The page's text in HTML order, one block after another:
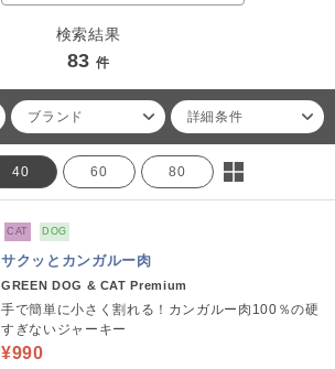
検索結果
83 件
ブランド 詳細条件
40 60 80
CAT DOG
サクッとカンガルー肉
GREEN DOG & CAT Premium
手で簡単に小さく割れる！カンガルー肉100％の硬
すぎないジャーキー
¥990